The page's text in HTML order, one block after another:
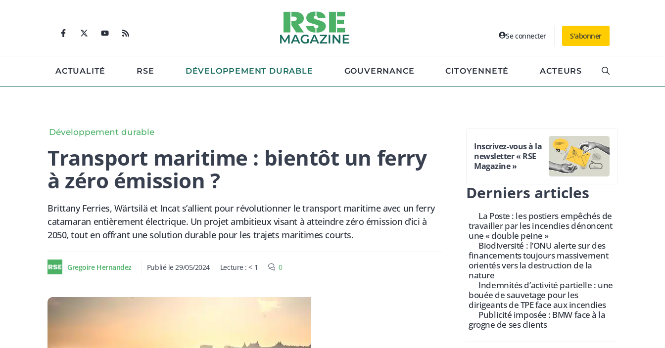
Se connecter S'abonner
ACTUALITÉ RSE DÉVELOPPEMENT DURABLE GOUVERNANCE CITOYENNETÉ ACTEURS
Développement durable
Transport maritime : bientôt un ferry
à zéro émission ?
Brittany Ferries, Wärtsilä et Incat s’allient pour révolutionner le transport maritime avec un ferry
catamaran entièrement électrique. Un projet ambitieux visant à atteindre zéro émission d’ici à
2050, tout en offrant une solution durable pour les trajets maritimes courts.
Gregoire Hernandez Publié le 29/05/2024 Lecture :< 1 0
Inscrivez-vous à la
newsletter « RSE
Magazine »
Derniers articles
La Poste : les postiers empêchés de
travailler par les incendies dénoncent
une « double peine »
Biodiversité : l’ONU alerte sur des
financements toujours massivement
orientés vers la destruction de la
nature
Indemnités d’activité partielle : une
bouée de sauvetage pour les
dirigeants de TPE face aux incendies
Publicité imposée : BMW face à la
grogne de ses clients